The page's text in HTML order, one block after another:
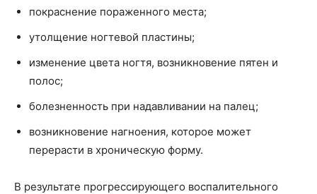
покраснение пораженного места;
утолщение ногтевой пластины;
изменение цвета ногтя, возникновение пятен и
полос;
болезненность при надавливании на палец;
возникновение нагноения, которое может
перерасти в хроническую форму.
В результате прогрессирующего воспалительного